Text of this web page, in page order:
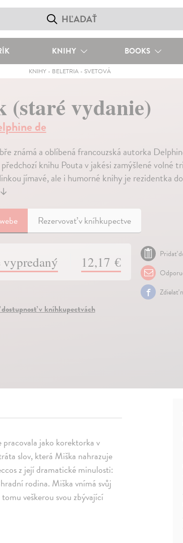
KNIHY BOOKS
KNIHY - BELETRIA - SVETOVÁ
(staré vydanie)
de
známá a oblíbená francouzská autorka
předchozí knihu Pouta v jakési zamýšlené
jímavé, ale i humorné knihy je rezidentka
↓
Rezervovať v kníhkupectve
12,17 €
Pridať
Zdielať
v kníhkupectvách
pracovala jako korektorka v
slov, která Miška nahrazuje
z její dramatické minulosti:
rodina. Miška vnímá svůj
veškerou svou zbývající